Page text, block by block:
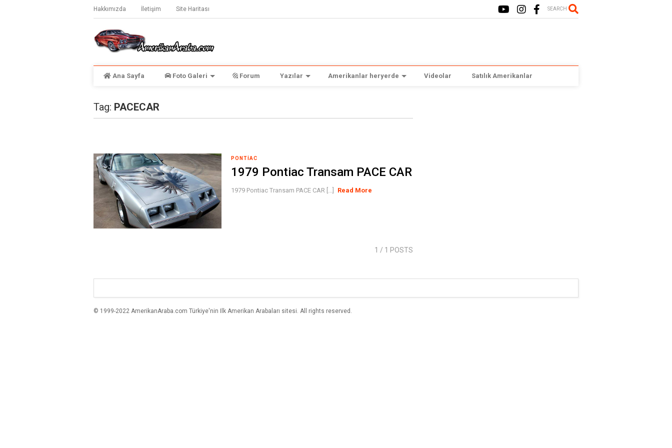
Hakkımızda İletişim Site Haritası SEARCH
Ana Sayfa Foto Galeri Forum Yazılar Amerikanlar heryerde Videolar Satılık Amerikanlar
Tag: PACECAR
PONTIAC
1979 Pontiac Transam PACE CAR
1979 Pontiac Transam PACE CAR [...] Read More
1 / 1 POSTS
© 1999-2022 AmerikanAraba.com Türkiye'nin Ilk Amerikan Arabaları sitesi. All rights reserved.